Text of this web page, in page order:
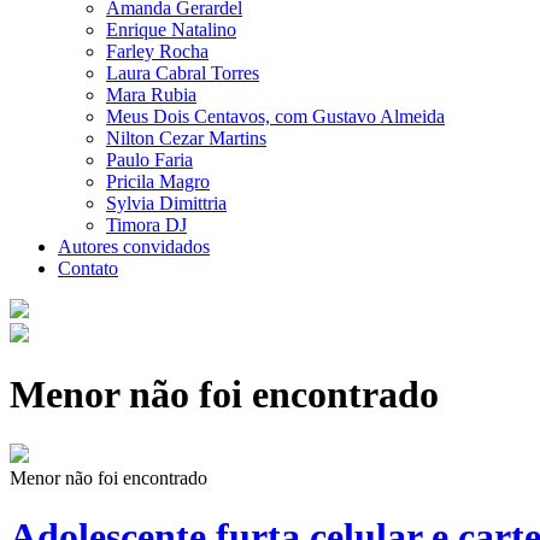
Amanda Gerardel
Enrique Natalino
Farley Rocha
Laura Cabral Torres
Mara Rubia
Meus Dois Centavos, com Gustavo Almeida
Nilton Cezar Martins
Paulo Faria
Pricila Magro
Sylvia Dimittria
Timora DJ
Autores convidados
Contato
Menor não foi encontrado
Menor não foi encontrado